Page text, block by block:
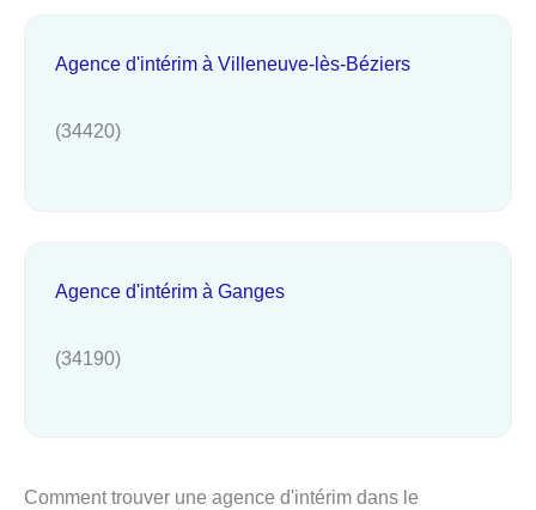
Agence d'intérim à Villeneuve-lès-Béziers
(34420)
Agence d'intérim à Ganges
(34190)
Comment trouver une agence d'intérim dans le